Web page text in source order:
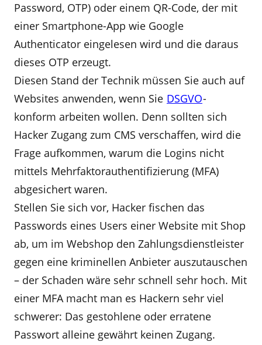
Password, OTP) oder einem QR-Code, der mit
einer Smartphone-App wie Google
Authenticator eingelesen wird und die daraus
dieses OTP erzeugt.
Diesen Stand der Technik müssen Sie auch auf
Websites anwenden, wenn Sie DSGVO-
konform arbeiten wollen. Denn sollten sich
Hacker Zugang zum CMS verschaffen, wird die
Frage aufkommen, warum die Logins nicht
mittels Mehrfaktorauthentifizierung (MFA)
abgesichert waren.
Stellen Sie sich vor, Hacker fischen das
Passwords eines Users einer Website mit Shop
ab, um im Webshop den Zahlungsdienstleister
gegen eine kriminellen Anbieter auszutauschen
– der Schaden wäre sehr schnell sehr hoch. Mit
einer MFA macht man es Hackern sehr viel
schwerer: Das gestohlene oder erratene
Passwort alleine gewährt keinen Zugang.